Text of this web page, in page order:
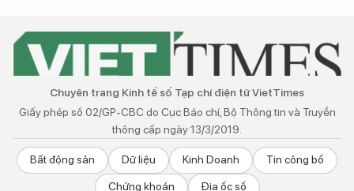
Chuyên trang Kinh tế số Tạp chí điện tử VietTimes
Giấy phép số 02/GP-CBC do Cục Báo chí, Bộ Thông tin và Truyền
thông cấp ngày 13/3/2019.
Bất động sản Dữ liệu Kinh Doanh Tin công bố
Chứng khoán Địa ốc số